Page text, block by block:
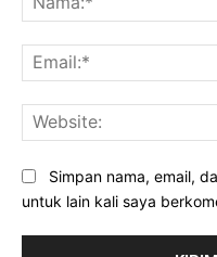
Simpan nama, email,
untuk lain kali saya